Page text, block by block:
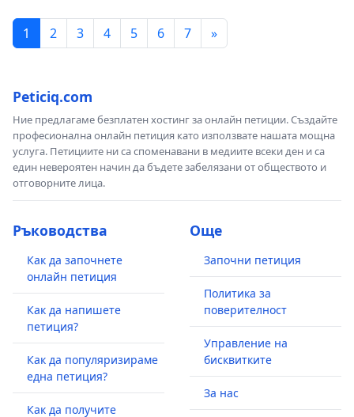
1 2 3 4 5 6 7 »
Peticiq.com
Ние предлагаме безплатен хостинг за онлайн петиции. Създайте
професионална онлайн петиция като използвате нашата мощна
услуга. Петициите ни са споменавани в медиите всеки ден и са
един невероятен начин да бъдете забелязани от обществото и
отговорните лица.
Ръководства
Как да започнете
онлайн петиция
Как да напишете
петиция?
Как да популяризираме
една петиция?
Как да получите
Още
Започни петиция
Политика за
поверителност
Управление на
бисквитките
За нас